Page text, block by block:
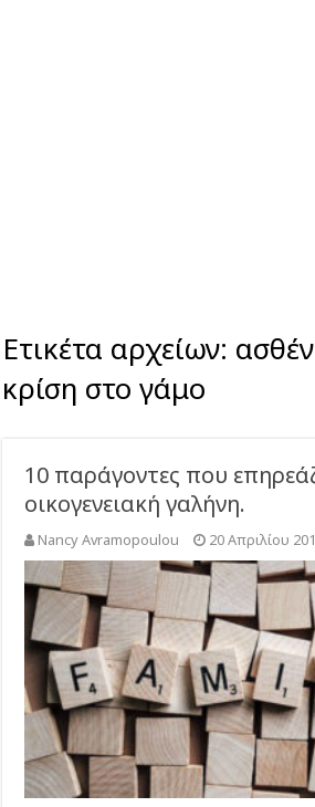
Ετικέτα αρχείων:
κρίση στο γάμο
10 παράγοντες που
οικογενειακή γαλήνη.
Nancy Avramopoulou 20 Απριλίου